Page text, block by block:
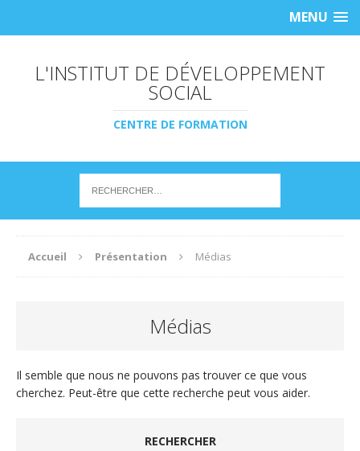
MENU
L'INSTITUT DE DÉVELOPPEMENT
SOCIAL
CENTRE DE FORMATION
Accueil Présentation Médias
Médias
Il semble que nous ne pouvons pas trouver ce que vous
cherchez. Peut-être que cette recherche peut vous aider.
RECHERCHER